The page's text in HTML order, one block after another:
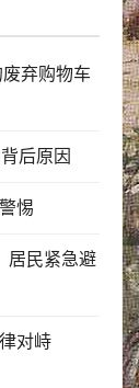
弃购物车
后原因
惕
民紧急避
对峙